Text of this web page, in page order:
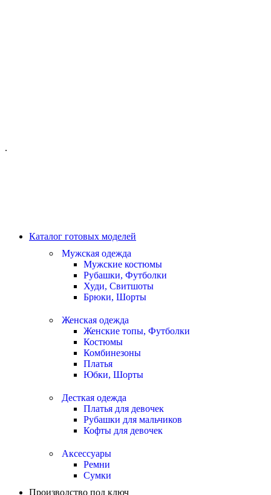
.
Каталог готовых моделей
Мужская одежда
Мужские костюмы
Рубашки, Футболки
Худи, Свитшоты
Брюки, Шорты
Женская одежда
Женские топы, Футболки
Костюмы
Комбинезоны
Платья
Юбки, Шорты
Десткая одежда
Платья для девочек
Рубашки для мальчиков
Кофты для девочек
Аксессуары
Ремни
Сумки
Производство под ключ